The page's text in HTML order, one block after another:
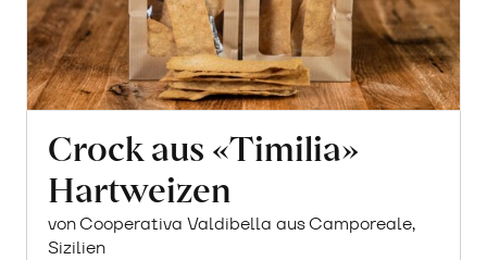
Crock aus «Timilia»
Hartweizen
von Cooperativa Valdibella aus Camporeale,
Sizilien